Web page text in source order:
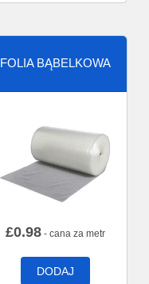
FOLIA BĄBELKOWA
£0.98- cana za metr
DODAJ